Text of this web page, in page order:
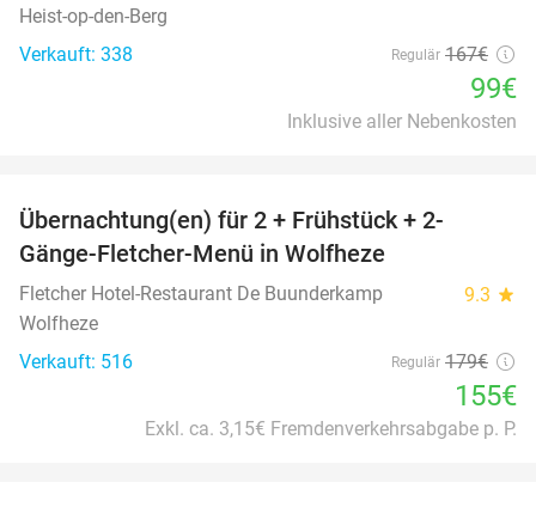
Heist-op-den-Berg
Verkauft: 338
Regulär 167€
99€
Inklusive aller Nebenkosten
Übernachtung(en) für 2 + Frühstück + 2-
Gänge-Fletcher-Menü in Wolfheze
Fletcher Hotel-Restaurant De Buunderkamp 9.3 star
Wolfheze
Verkauft: 516
Regulär 179€
155€
Exkl. ca. 3,15€ Fremdenverkehrsabgabe p. P.